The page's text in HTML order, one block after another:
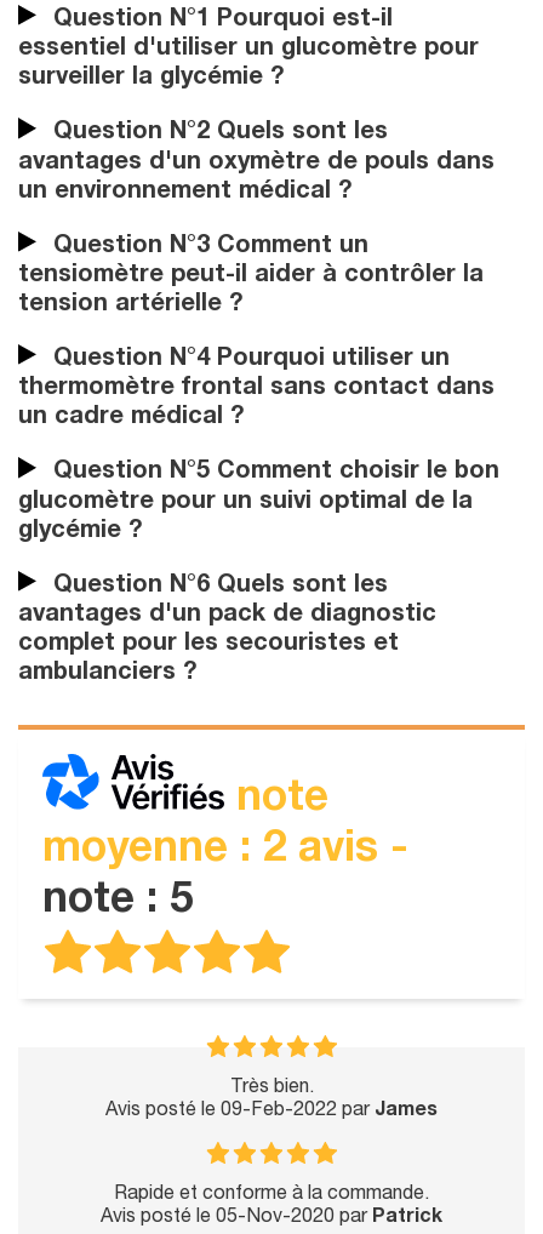
Question N°1 Pourquoi est-il
essentiel d'utiliser un glucomètre pour
surveiller la glycémie ?
Question N°2 Quels sont les
avantages d'un oxymètre de pouls dans
un environnement médical ?
Question N°3 Comment un
tensiomètre peut-il aider à contrôler la
tension artérielle ?
Question N°4 Pourquoi utiliser un
thermomètre frontal sans contact dans
un cadre médical ?
Question N°5 Comment choisir le bon
glucomètre pour un suivi optimal de la
glycémie ?
Question N°6 Quels sont les
avantages d'un pack de diagnostic
complet pour les secouristes et
ambulanciers ?
note
moyenne : 2 avis -
note : 5
Très bien.
Avis posté le 09-Feb-2022 par James
Rapide et conforme à la commande.
Avis posté le 05-Nov-2020 par Patrick